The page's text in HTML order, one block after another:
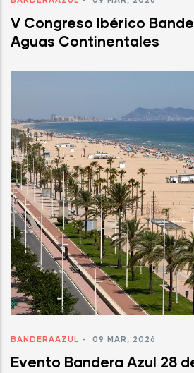
V Congreso Ibérico
Aguas Continentales
BANDERAAZUL - 09 MAR, 2026
Evento Bandera Azul 28